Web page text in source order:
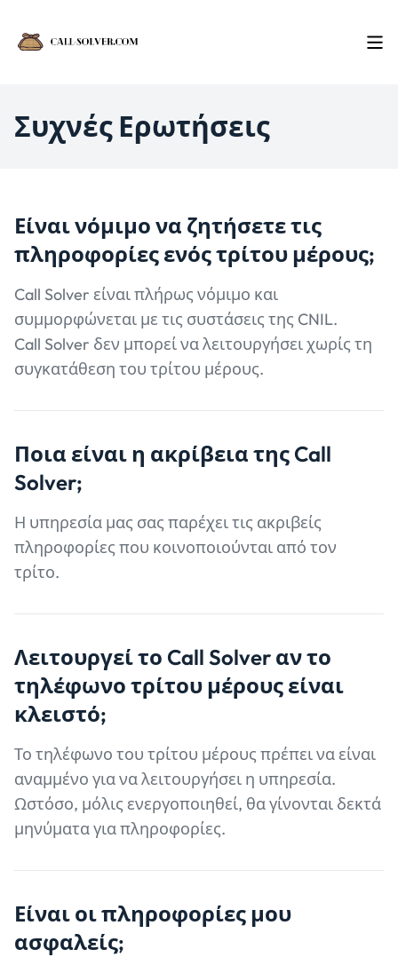
Συχνές Ερωτήσεις
Είναι νόμιμο να ζητήσετε τις
πληροφορίες ενός τρίτου μέρους;
Call Solver είναι πλήρως νόμιμο και
συμμορφώνεται με τις συστάσεις της CNIL.
Call Solver δεν μπορεί να λειτουργήσει χωρίς τη
συγκατάθεση του τρίτου μέρους.
Ποια είναι η ακρίβεια της Call
Solver;
Η υπηρεσία μας σας παρέχει τις ακριβείς
πληροφορίες που κοινοποιούνται από τον
τρίτο.
Λειτουργεί το Call Solver αν το
τηλέφωνο τρίτου μέρους είναι
κλειστό;
Το τηλέφωνο του τρίτου μέρους πρέπει να είναι
αναμμένο για να λειτουργήσει η υπηρεσία.
Ωστόσο, μόλις ενεργοποιηθεί, θα γίνονται δεκτά
μηνύματα για πληροφορίες.
Είναι οι πληροφορίες μου
ασφαλείς;